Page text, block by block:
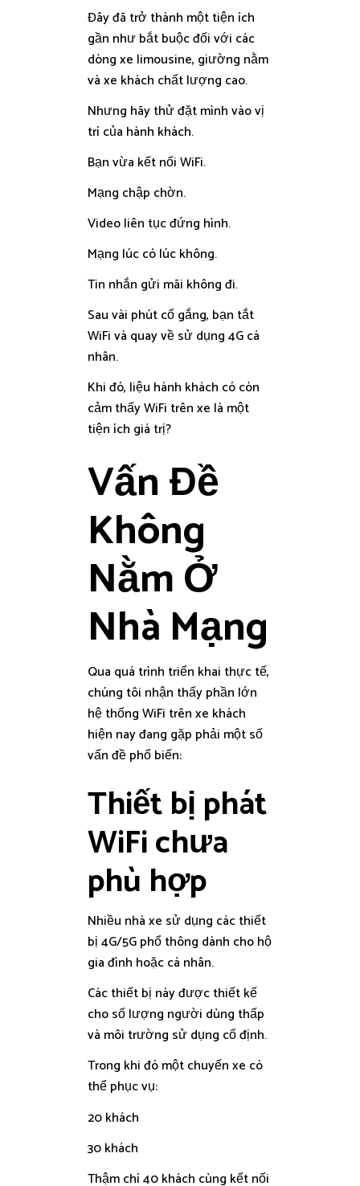
Đây đã trở thành một tiện ích
gần như bắt buộc đối với các
dòng xe limousine, giường nằm
và xe khách chất lượng cao.
Nhưng hãy thử đặt mình vào vị
trí của hành khách.
Bạn vừa kết nối WiFi.
Mạng chập chờn.
Video liên tục đứng hình.
Mạng lúc có lúc không.
Tin nhắn gửi mãi không đi.
Sau vài phút cố gắng, bạn tắt
WiFi và quay về sử dụng 4G cá
nhân.
Khi đó, liệu hành khách có còn
cảm thấy WiFi trên xe là một
tiện ích giá trị?
Vấn Đề
Không
Nằm Ở
Nhà Mạng
Qua quá trình triển khai thực tế,
chúng tôi nhận thấy phần lớn
hệ thống WiFi trên xe khách
hiện nay đang gặp phải một số
vấn đề phổ biến:
Thiết bị phát
WiFi chưa
phù hợp
Nhiều nhà xe sử dụng các thiết
bị 4G/5G phổ thông dành cho hộ
gia đình hoặc cá nhân.
Các thiết bị này được thiết kế
cho số lượng người dùng thấp
và môi trường sử dụng cố định.
Trong khi đó một chuyến xe có
thể phục vụ:
20 khách
30 khách
Thậm chí 40 khách cùng kết nối